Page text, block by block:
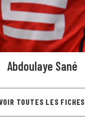
Abdoulaye Sané
TOUTES LES FICHES